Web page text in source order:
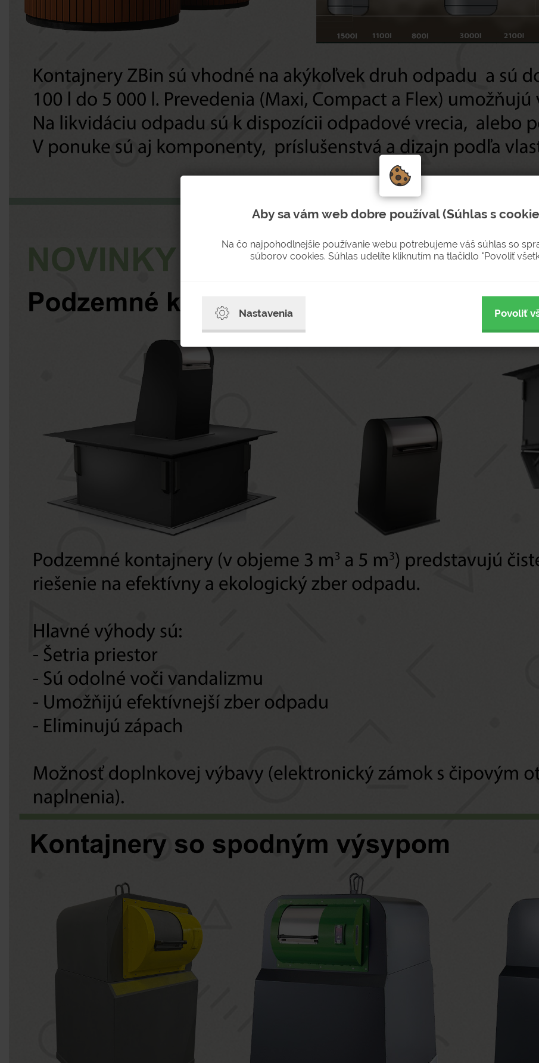
Aby sa vám web dobre používal (Súhlas s
Na čo najpohodlnejšie používanie webu potrebujeme váš súhlas so
súborov cookies. Súhlas udelíte kliknutím na tlačidlo "Povoliť
Nastavenia Povoliť